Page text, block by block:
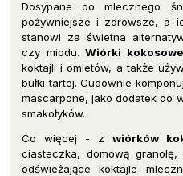
Dosypane do mlecznego
pożywniejsze i zdrowsze, a
stanowi za świetna
czy miodu.Wiórki kokosowe
koktajli i omletów, a także
bułki tartej. Cudownie
mascarpone, jako dodatek do
smakołyków.
Co więcej - z wiórków
ciasteczka, domową
odświeżające koktajle